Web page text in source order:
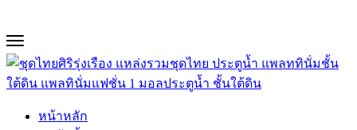
หน้าหลัก